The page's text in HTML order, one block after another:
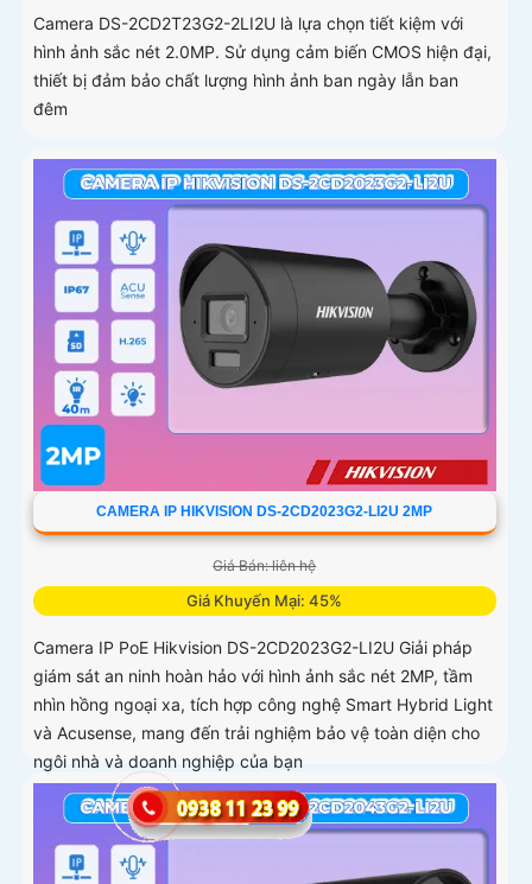
Camera DS-2CD2T23G2-2LI2U là lựa chọn tiết kiệm với
hình ảnh sắc nét 2.0MP. Sử dụng cảm biến CMOS hiện đại,
thiết bị đảm bảo chất lượng hình ảnh ban ngày lẫn ban
đêm
CAMERA IP HIKVISION DS-2CD2023G2-LI2U 2MP
Giá Bán: liên hệ
Giá Khuyến Mại: 45%
Camera IP PoE Hikvision DS-2CD2023G2-LI2U Giải pháp
giám sát an ninh hoàn hảo với hình ảnh sắc nét 2MP, tầm
nhìn hồng ngoại xa, tích hợp công nghệ Smart Hybrid Light
và Acusense, mang đến trải nghiệm bảo vệ toàn diện cho
ngôi nhà và doanh nghiệp của bạn